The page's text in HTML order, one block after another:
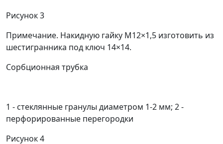
Рисунок 3
Примечание. Накидную гайку M12×1,5 изготовить из
шестигранника под ключ 14×14.
Сорбционная трубка
1 - стеклянные гранулы диаметром 1-2 мм; 2-
перфорированные перегородки
Рисунок 4